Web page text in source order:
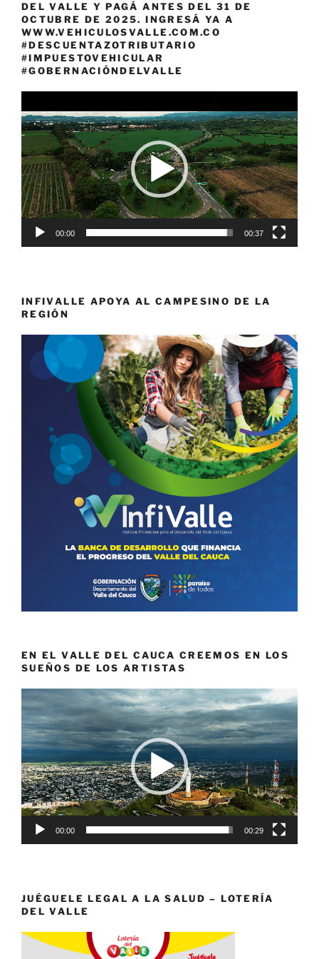
DEL VALLE Y PAGÁ ANTES DEL 31 DE
OCTUBRE DE 2025. INGRESÁ YA A
WWW.VEHICULOSVALLE.COM.CO
#DESCUENTAZOTRIBUTARIO
#IMPUESTOVEHICULAR
#GOBERNACIÓNDELVALLE
de
vídeo
00:00 00:37
INFIVALLE APOYA AL CAMPESINO DE LA
REGIÓN
EN EL VALLE DEL CAUCA CREEMOS EN LOS
SUEÑOS DE LOS ARTISTAS
Reproductor
de
vídeo
00:00 00:29
JUÉGUELE LEGAL A LA SALUD – LOTERÍA
DEL VALLE